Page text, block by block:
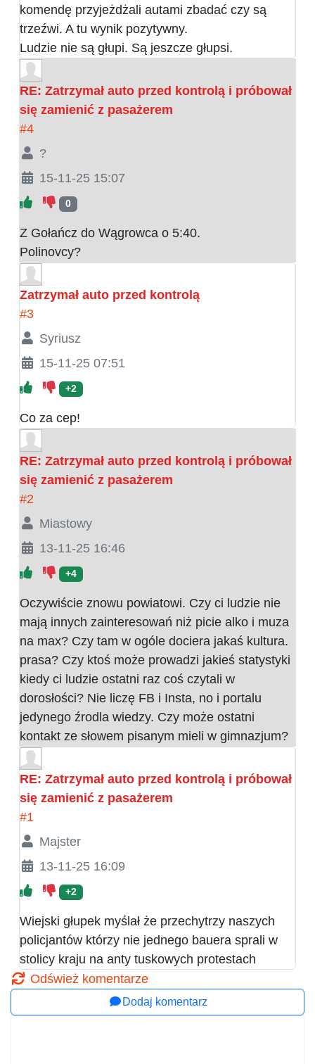
komendę przyjeżdżali autami zbadać czy są
trzeźwi. A tu wynik pozytywny.
Ludzie nie są głupi. Są jeszcze głupsi.
RE: Zatrzymał auto przed kontrolą i próbował
się zamienić z pasażerem
#4
?
15-11-25 15:07
0
Z Gołańcz do Wągrowca o 5:40.
Polinovcy?
Zatrzymał auto przed kontrolą
#3
Syriusz
15-11-25 07:51
+2
Co za cep!
RE: Zatrzymał auto przed kontrolą i próbował
się zamienić z pasażerem
#2
Miastowy
13-11-25 16:46
+4
Oczywiście znowu powiatowi. Czy ci ludzie nie
mają innych zainteresowań niż picie alko i muza
na max? Czy tam w ogóle dociera jakaś kultura.
prasa? Czy ktoś może prowadzi jakieś statystyki
kiedy ci ludzie ostatni raz coś czytali w
dorosłości? Nie liczę FB i Insta, no i portalu
jedynego źrodla wiedzy. Czy może ostatni
kontakt ze słowem pisanym mieli w gimnazjum?
RE: Zatrzymał auto przed kontrolą i próbował
się zamienić z pasażerem
#1
Majster
13-11-25 16:09
+2
Wiejski głupek myślał że przechytrzy naszych
policjantów którzy nie jednego bauera sprali w
stolicy kraju na anty tuskowych protestach
Odśwież komentarze
Dodaj komentarz